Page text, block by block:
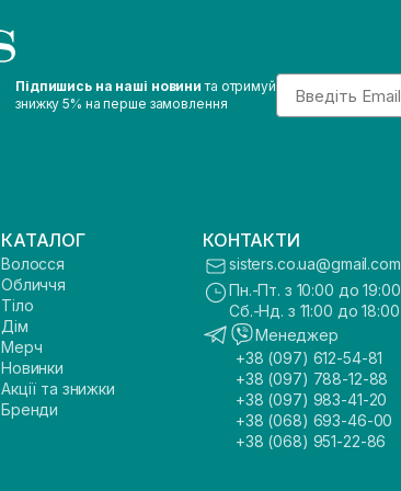
Підпишись на наші новини та отримуй
знижку 5% на перше замовлення
Email
КАТАЛОГ
Волосся
Обличчя
Тіло
Дім
Мерч
Новинки
Акції та знижки
Бренди
КОНТАКТИ
sisters.co.ua@gmail.com
Пн.-Пт. з 10:00 до 19:00
Сб.-Нд. з 11:00 до 18:00
Менеджер
+38 (097) 612-54-81
+38 (097) 788-12-88
+38 (097) 983-41-20
+38 (068) 693-46-00
+38 (068) 951-22-86